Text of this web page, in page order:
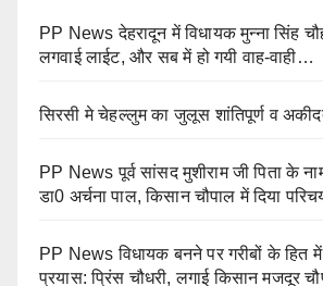
PP News देहरादून में विधायक मुन्ना सिंह
लगवाई लाईट, और सब में हो गयी वाह-वाही…
सिरसी मे चेहल्लुम का जुलूस शांतिपूर्ण व
PP News पूर्व सांसद मुशीराम जी पिता के
डा0 अर्चना पाल, किसान चौपाल में दिया
PP News विधायक बनने पर गरीबों के हित
प्रयास: प्रिंस चौधरी, लगाई किसान मजदूर